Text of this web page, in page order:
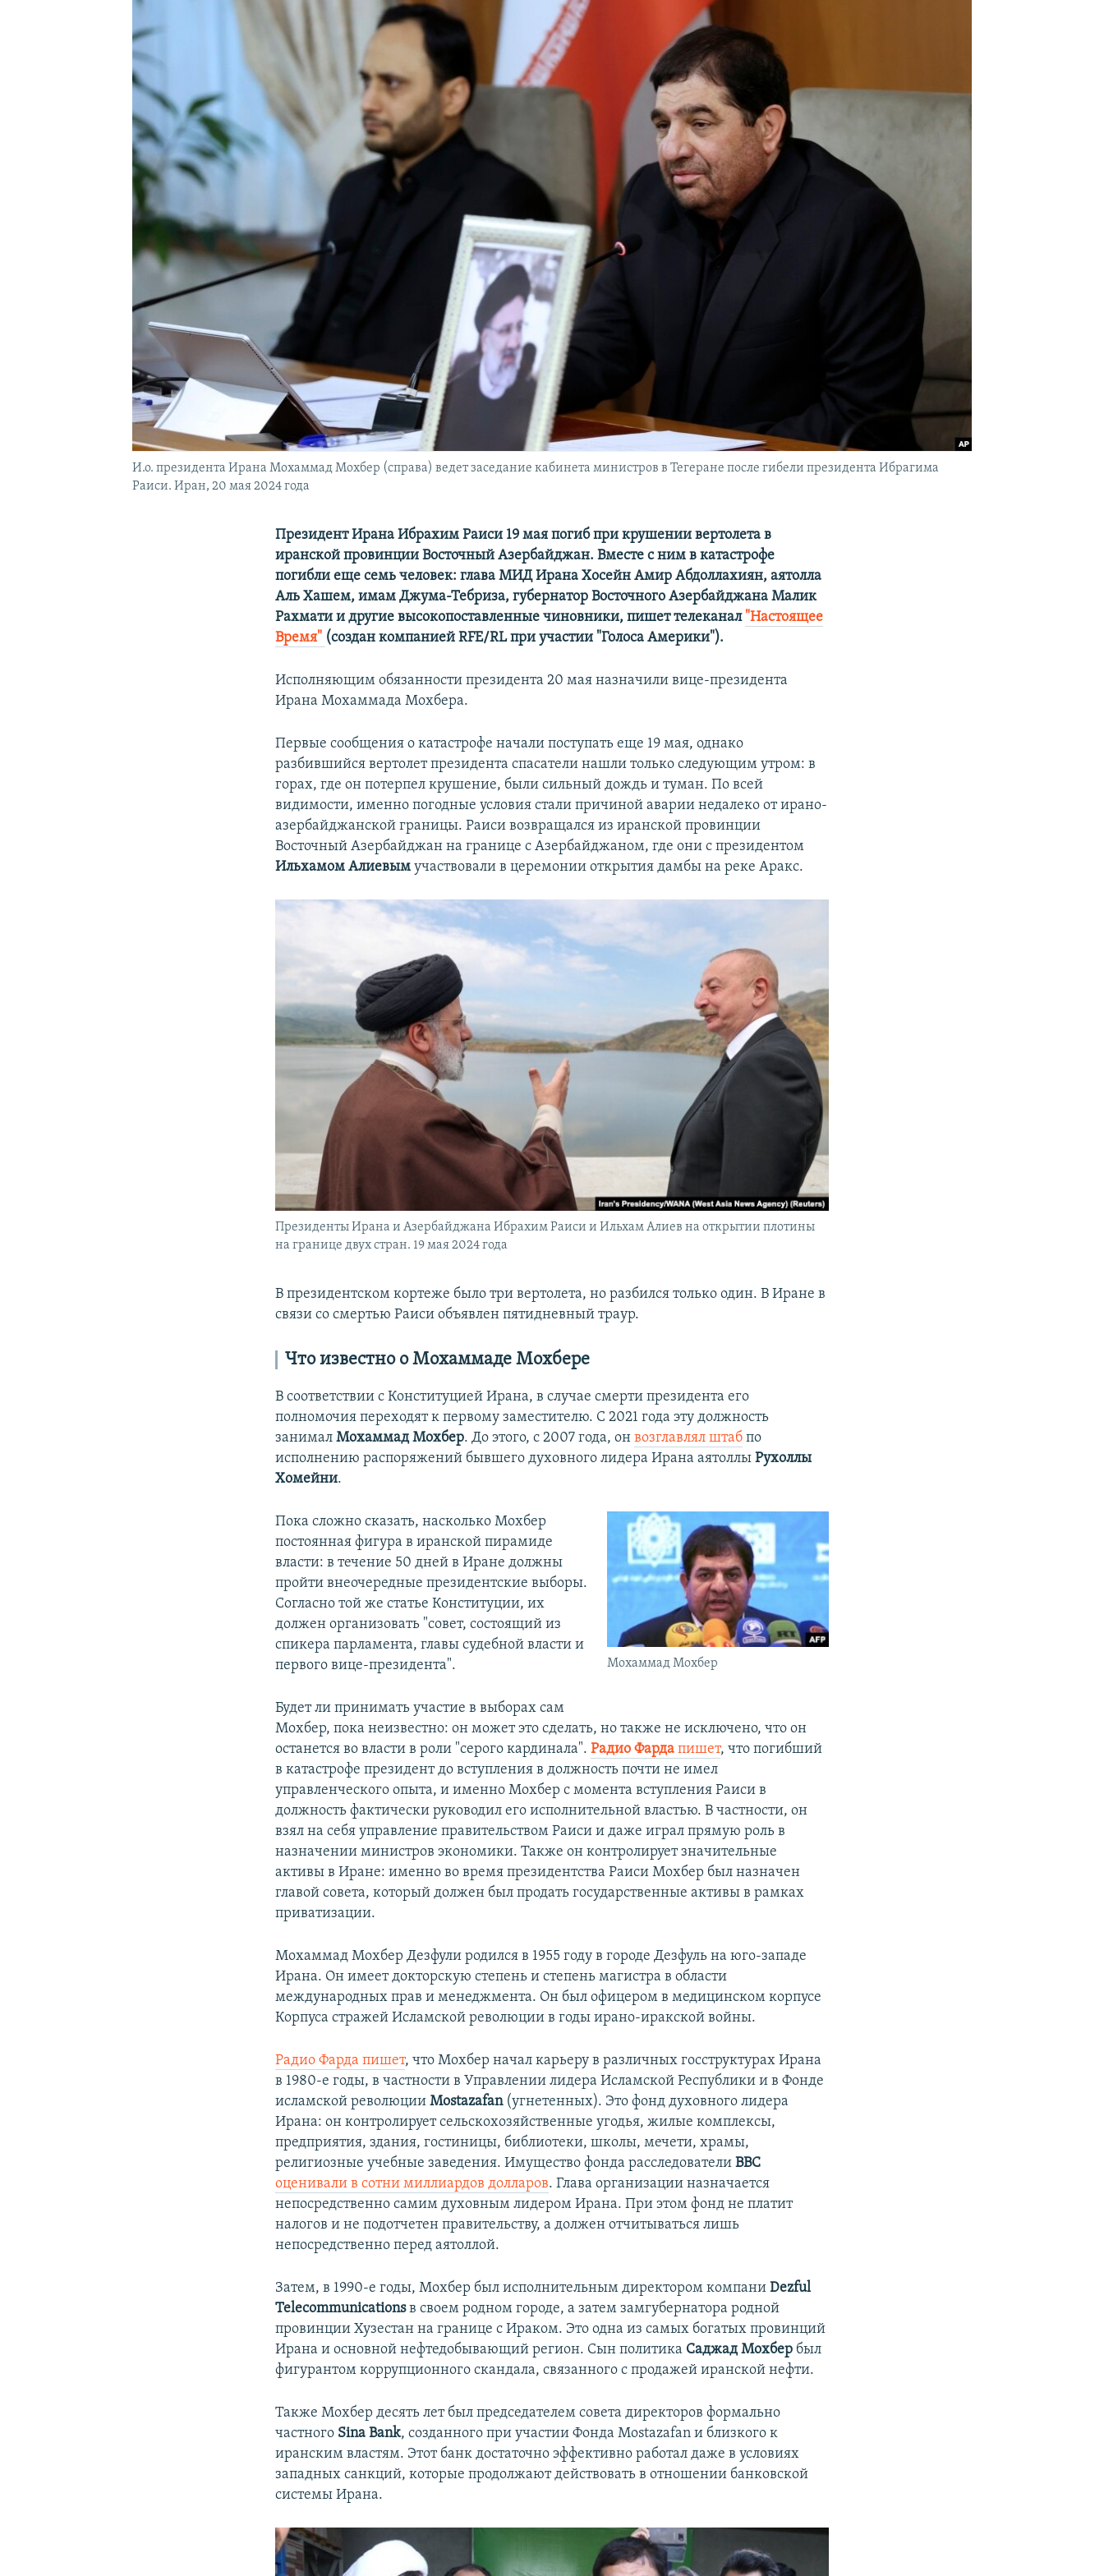
КРЫМ.НЕПОКОРЕННЫЙ
УКРАИНСКАЯ ПРОБЛЕМА КРЫМА
И.о. президента Ирана Мохаммад Мохбер (справа) ведет заседание кабинета министров в Тегеране после гибели президента Ибрагима
Раиси. Иран, 20 мая 2024 года
Президент Ирана Ибрахим Раиси 19 мая погиб при крушении вертолета в
иранской провинции Восточный Азербайджан. Вместе с ним в катастрофе
погибли еще семь человек: глава МИД Ирана Хосейн Амир Абдоллахиян, аятолла
Аль Хашем, имам Джума-Тебриза, губернатор Восточного Азербайджана Малик
Рахмати и другие высокопоставленные чиновники, пишет телеканал "Настоящее
Время" (создан компанией RFE/RL при участии "Голоса Америки").
Исполняющим обязанности президента 20 мая назначили вице-президента
Ирана Мохаммада Мохбера.
Первые сообщения о катастрофе начали поступать еще 19 мая, однако
разбившийся вертолет президента спасатели нашли только следующим утром: в
горах, где он потерпел крушение, были сильный дождь и туман. По всей
видимости, именно погодные условия стали причиной аварии недалеко от ирано-
азербайджанской границы. Раиси возвращался из иранской провинции
Восточный Азербайджан на границе с Азербайджаном, где они с президентом
Ильхамом Алиевым участвовали в церемонии открытия дамбы на реке Аракс.
Президенты Ирана и Азербайджана Ибрахим Раиси и Ильхам Алиев на открытии плотины
на границе двух стран. 19 мая 2024 года
В президентском кортеже было три вертолета, но разбился только один. В Иране в
связи со смертью Раиси объявлен пятидневный траур.
Что известно о Мохаммаде Мохбере
В соответствии с Конституцией Ирана, в случае смерти президента его
полномочия переходят к первому заместителю. С 2021 года эту должность
занималМохаммад Мохбер. До этого, с 2007 года, онвозглавлял штаб по
исполнению распоряжений бывшего духовного лидера Ирана аятоллыРухоллы
Хомейни.
Мохаммад Мохбер
Пока сложно сказать, насколько Мохбер
постоянная фигура в иранской пирамиде
власти: в течение 50 дней в Иране должны
пройти внеочередные президентские выборы.
Согласно той же статье Конституции, их
должен организовать "совет, состоящий из
спикера парламента, главы судебной власти и
первого вице-президента".
Будет ли принимать участие в выборах сам
Мохбер, пока неизвестно: он может это сделать, но также не исключено, что он
останется во власти в роли "серого кардинала".Радио Фардапишет, что погибший
в катастрофе президент до вступления в должность почти не имел
управленческого опыта, и именно Мохбер с момента вступления Раиси в
должность фактически руководил его исполнительной властью. В частности, он
взял на себя управление правительством Раиси и даже играл прямую роль в
назначении министров экономики. Также он контролирует значительные
активы в Иране: именно во время президентства Раиси Мохбер был назначен
главой совета, который должен был продать государственные активы в рамках
приватизации.
Мохаммад Мохбер Дезфули родился в 1955 году в городе Дезфуль на юго-западе
Ирана. Он имеет докторскую степень и степень магистра в области
международных прав и менеджмента. Он был офицером в медицинском корпусе
Корпуса стражей Исламской революции в годы ирано-иракской войны.
Радио Фарда пишет, что Мохбер начал карьеру в различных госструктурах Ирана
в 1980-е годы, в частности в Управлении лидера Исламской Республики и в Фонде
исламской революцииMostazafan (угнетенных). Это фонд духовного лидера
Ирана: он контролирует сельскохозяйственные угодья, жилые комплексы,
предприятия, здания, гостиницы, библиотеки, школы, мечети, храмы,
религиозные учебные заведения. Имущество фонда расследователиВВС
оценивали в сотни миллиардов долларов. Глава организации назначается
непосредственно самим духовным лидером Ирана. При этом фонд не платит
налогов и не подотчетен правительству, а должен отчитываться лишь
непосредственно перед аятоллой.
Затем, в 1990-е годы, Мохбер был исполнительным директором компаниDezful
Telecommunicationsв своем родном городе, а затем замгубернатора родной
провинции Хузестан на границе с Ираком. Это одна из самых богатых провинций
Ирана и основной нефтедобывающий регион. Сын политика Саджад Мохбер был
фигурантом коррупционного скандала, связанного с продажей иранской нефти.
Также Мохбер десять лет был председателем совета директоров формально
частного Sina Bank, созданного при участии Фонда Mostazafan и близкого к
иранским властям. Этот банк достаточно эффективно работал даже в условиях
западных санкций, которые продолжают действовать в отношении банковской
системы Ирана.